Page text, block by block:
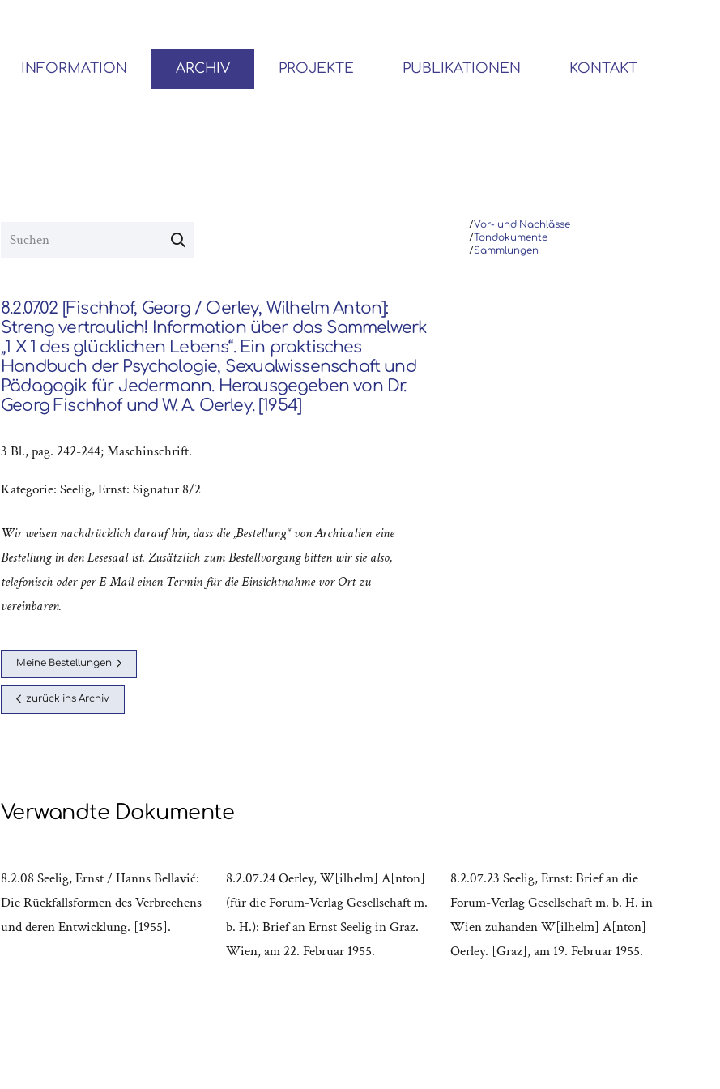
INFORMATION ARCHIV PROJEKTE PUBLIKATIONEN KONTAKT
/Vor- und Nachlässe
/Tondokumente
/Sammlungen
8.2.07.02 [Fischhof, Georg / Oerley, Wilhelm Anton]:
Streng vertraulich! Information über das Sammelwerk
„1 X 1 des glücklichen Lebens“. Ein praktisches
Handbuch der Psychologie, Sexualwissenschaft und
Pädagogik für Jedermann. Herausgegeben von Dr.
Georg Fischhof und W. A. Oerley. [1954]
3 Bl., pag. 242-244; Maschinschrift.
Kategorie: Seelig, Ernst: Signatur 8/2
Wir weisen nachdrücklich darauf hin, dass die „Bestellung“ von Archivalien eine
Bestellung in den Lesesaal ist. Zusätzlich zum Bestellvorgang bitten wir sie also,
telefonisch oder per E-Mail einen Termin für die Einsichtnahme vor Ort zu
vereinbaren.
Meine Bestellungen
zurück ins Archiv
Verwandte Dokumente
8.2.08 Seelig, Ernst / Hanns Bellavić:
Die Rückfallsformen des Verbrechens
und deren Entwicklung. [1955].
8.2.07.24 Oerley, W[ilhelm] A[nton]
(für die Forum-Verlag Gesellschaft m.
b. H.): Brief an Ernst Seelig in Graz.
Wien, am 22. Februar 1955.
8.2.07.23 Seelig, Ernst: Brief an die
Forum-Verlag Gesellschaft m. b. H. in
Wien zuhanden W[ilhelm] A[nton]
Oerley. [Graz], am 19. Februar 1955.